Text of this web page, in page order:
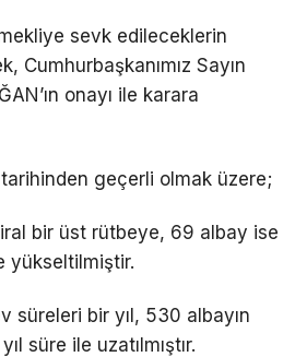
sevk edileceklerin
Cumhurbaşkanımız Sayın
onayı ile karara
geçerli olmak üzere;
bir üst rütbeye, 69 albay ise
yükseltilmiştir.
süreleri bir yıl, 530 albayın
süre ile uzatılmıştır.